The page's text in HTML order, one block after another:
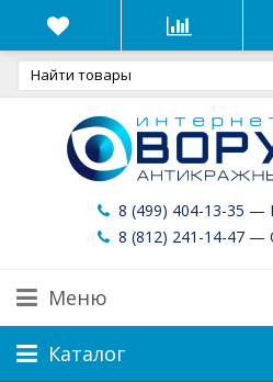
8 (499) 404-13-35 —
8 (812) 241-14-47 —
Меню
Каталог